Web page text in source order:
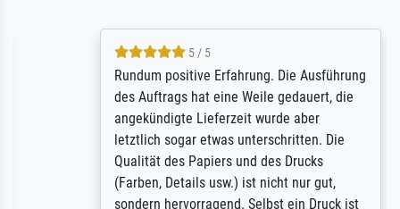
5 / 5
Rundum positive Erfahrung. Die Ausführung
des Auftrags hat eine Weile gedauert, die
angekündigte Lieferzeit wurde aber
letztlich sogar etwas unterschritten. Die
Qualität des Papiers und des Drucks
(Farben, Details usw.) ist nicht nur gut,
sondern hervorragend. Selbst ein Druck ist